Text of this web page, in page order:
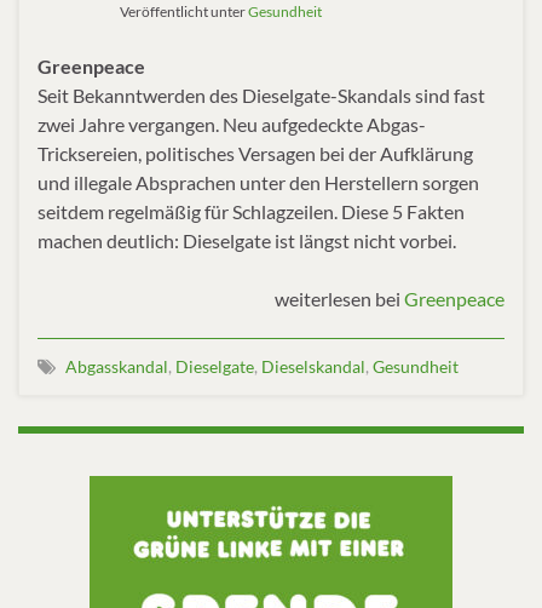
Veröffentlicht unterGesundheit
Greenpeace
Seit Bekanntwerden des Dieselgate-Skandals sind fast
zwei Jahre vergangen. Neu aufgedeckte Abgas-
Tricksereien, politisches Versagen bei der Aufklärung
und illegale Absprachen unter den Herstellern sorgen
seitdem regelmäßig für Schlagzeilen. Diese 5 Fakten
machen deutlich: Dieselgate ist längst nicht vorbei.
weiterlesen bei Greenpeace
Abgasskandal, Dieselgate, Dieselskandal, Gesundheit